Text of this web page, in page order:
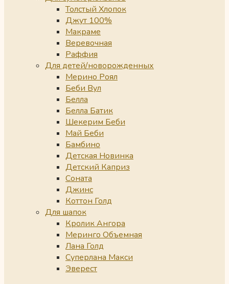
Толстый Хлопок
Джут 100%
Макраме
Веревочная
Раффия
Для детей/новорожденных
Мерино Роял
Беби Вул
Белла
Белла Батик
Шекерим Беби
Май Беби
Бамбино
Детская Новинка
Детский Каприз
Соната
Джинс
Коттон Голд
Для шапок
Кролик Ангора
Меринго Объемная
Лана Голд
Суперлана Макси
Эверест